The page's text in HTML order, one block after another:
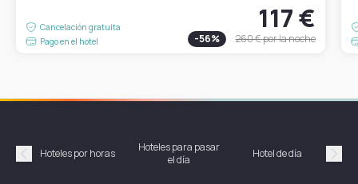
Cancelación gratuita
Pago en el hotel
117 €
-56% 260 €por la noche
Précédent
Hoteles por horas
Hoteles para pasar
el día
Hotel de día